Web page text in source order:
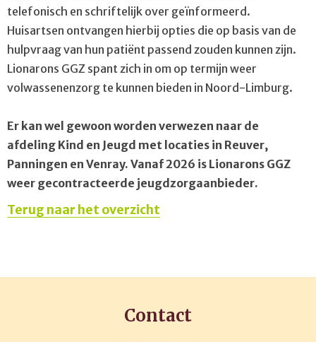
telefonisch en schriftelijk over geïnformeerd.
Huisartsen ontvangen hierbij opties die op basis van de
hulpvraag van hun patiënt passend zouden kunnen zijn.
Lionarons GGZ spant zich in om op termijn weer
volwassenenzorg te kunnen bieden in Noord-Limburg.
Er kan wel gewoon worden verwezen naar de
afdeling Kind en Jeugd met locaties in Reuver,
Panningen en Venray. Vanaf 2026 is Lionarons GGZ
weer gecontracteerde jeugdzorgaanbieder.
Terug naar het overzicht
Contact